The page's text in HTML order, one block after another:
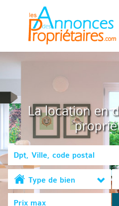
La location en
Type de bien